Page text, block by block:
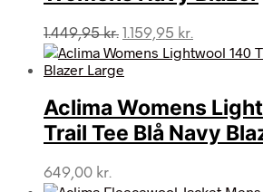
1.449,95kr. Den
oprindelige
pris
1.449,95 kr..
1.159,95 kr.
aktuelle
1.159,95
Aclima Womens
Trail Tee Blå Navy
649,00 kr.